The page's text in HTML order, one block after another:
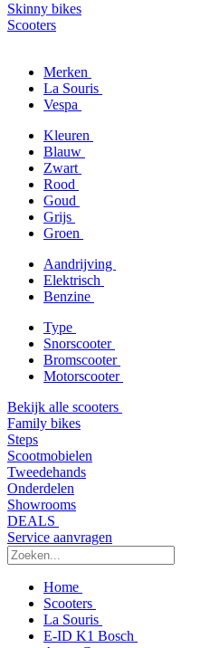
Skinny bikes
Scooters
Merken
La Souris
Vespa
Kleuren
Blauw
Zwart
Rood
Goud
Grijs
Groen
Aandrijving
Elektrisch
Benzine
Type
Snorscooter
Bromscooter
Motorscooter
Bekijk alle scooters
Family bikes
Steps
Scootmobielen
Tweedehands
Onderdelen
Showrooms
DEALS
Service aanvragen
Home
Scooters
La Souris
E-ID K1 Bosch